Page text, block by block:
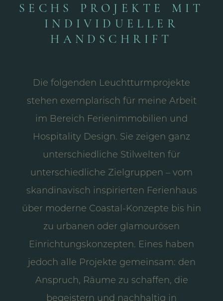
SECHS PROJEKTE MIT
INDIVIDUELLER
HANDSCHRIFT
Die folgenden Leuchtturmprojekte
stehen exemplarisch für meine Arbeit
im Bereich Ferienimmobilien und
Hospitality Design. Sie zeigen ganz
unterschiedliche Stilwelten für
unterschiedliche Zielgruppen – vom
skandinavisch inspirierten Ferienhaus
über moderne Coastal-Konzepte bis hin
zu urbanen oder glamourösen
Einrichtungskonzepten. Eines haben
jedoch alle Projekte gemeinsam: den
Anspruch, Räume zu schaffen, die
begeistern und nachhaltig in